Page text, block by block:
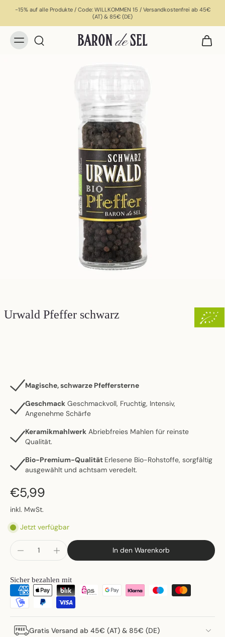
-15% auf alle Produkte / Code: WILLKOMMEN 15 / Versandkostenfrei ab 45€
(AT) & 85€ (DE)
Urwald Pfeffer schwarz
Magische, schwarze Pfeffersterne
Geschmack Geschmackvoll, Fruchtig, Intensiv,
Angenehme Schärfe
Keramikmahlwerk Abriebfreies Mahlen für reinste
Qualität.
Bio-Premium-Qualität Erlesene Bio-Rohstoffe, sorgfältig
ausgewählt und achtsam veredelt.
€5,99
inkl. MwSt.
Jetzt verfügbar
In den Warenkorb
Sicher bezahlen mit
Gratis Versand ab 45€ (AT) & 85€ (DE)